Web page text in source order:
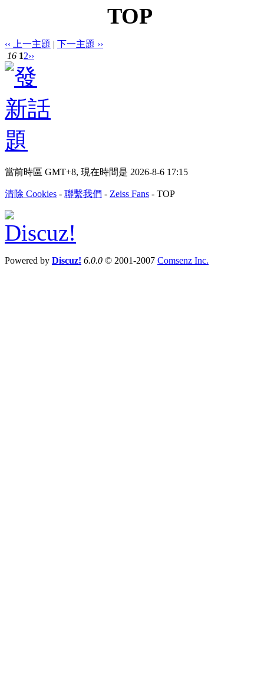
TOP
‹‹ 上一主題 | 下一主題 ››
16 12››
當前時區 GMT+8, 現在時間是 2026-8-6 17:15
清除 Cookies - 聯繫我們 - Zeiss Fans - TOP
Powered by Discuz! 6.0.0 © 2001-2007 Comsenz Inc.